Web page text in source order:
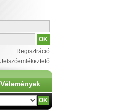
Regisztráció
Jelszóemlékeztető
Vélemények